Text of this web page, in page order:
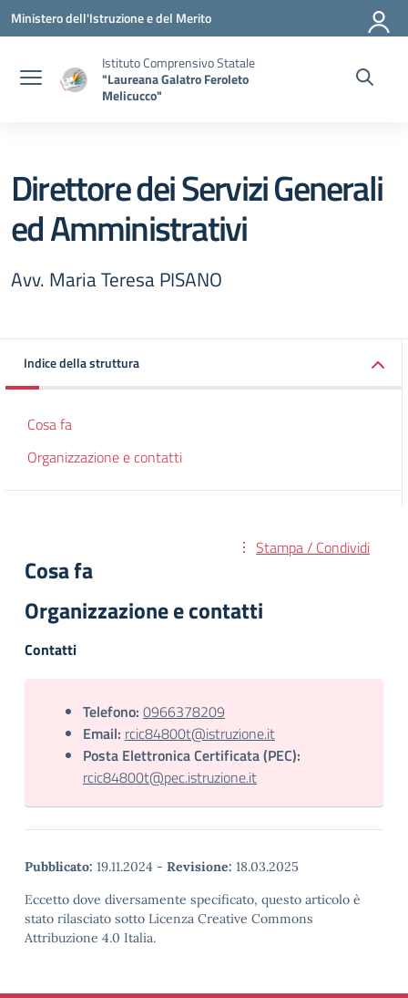
Vai ai contenuti
Vai al menu di navigazione
Vai al footer
Ministero dell'Istruzione e del Merito
Istituto Comprensivo Statale
"Laureana Galatro Feroleto
Melicucco"
Direttore dei Servizi Generali
ed Amministrativi
Avv. Maria Teresa PISANO
Indice della struttura
Cosa fa
Organizzazione e contatti
Stampa / Condividi
Cosa fa
Organizzazione e contatti
Contatti
Telefono: 0966378209
Email: rcic84800t@istruzione.it
Posta Elettronica Certificata (PEC):
rcic84800t@pec.istruzione.it
Pubblicato: 19.11.2024 - Revisione: 18.03.2025
Eccetto dove diversamente specificato, questo articolo è
stato rilasciato sotto Licenza Creative Commons
Attribuzione 4.0 Italia.